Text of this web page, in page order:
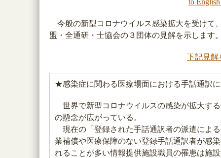
今般の新型コロナウイルス感染拡大を受けて
盟・全通研・士協会の３団体の見解を示します
下記見解
★感染症に関わる医療場面における手話通訳
世界で新型コロナウイルスの感染が拡大す
の懸念が広がっている。
現在の「登録された手話通訳者の派遣によ
業補償や医療保障のない登録手話通訳者が感
れることが多い情報提供施設職員の罹患は施